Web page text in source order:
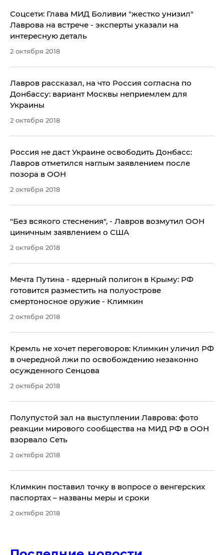
Соцсети: Глава МИД Боливии "жестко унизил"
Лаврова на встрече - эксперты указали на
интересную деталь
2 октября 2018
Лавров рассказал, на что Россия согласна по
Донбассу: вариант Москвы неприемлем для
Украины
2 октября 2018
Россия не даст Украине освободить Донбасс:
Лавров отметился наглым заявлением после
позора в ООН
2 октября 2018
​"Без всякого стеснения", - Лавров возмутил ООН
циничным заявлением о США
2 октября 2018
Мечта Путина - ядерный полигон в Крыму: РФ
готовится разместить на полуострове
смертоносное оружие - Климкин
2 октября 2018
Кремль не хочет переговоров: Климкин уличил РФ
в очередной лжи по освобождению незаконно
осужденного Сенцова
2 октября 2018
Полупустой зал на выступлении Лаврова: фото
реакции мирового сообщества на МИД РФ в ООН
взорвало Сеть
2 октября 2018
Климкин поставил точку в вопросе о венгерских
паспортах – названы меры и сроки
2 октября 2018